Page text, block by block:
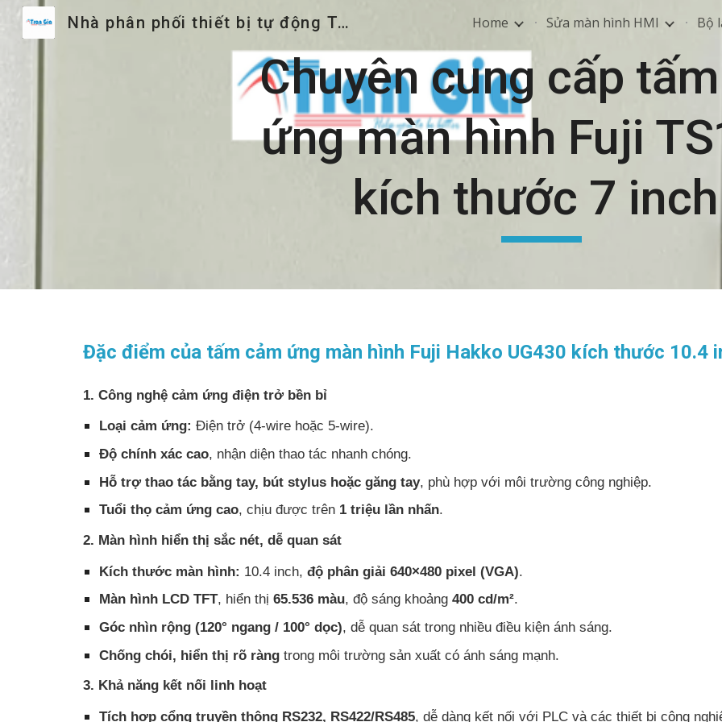
Skip to main content Skip to
Nhà phân phối thiết bị tự động Trần Gia Home Sửa màn hình HMI Bộ
Chuyên cung cấp
ứng màn hình Fuji
kích thước 7
Đặc điểm của tấm cảm ứng màn hình Fuji Hakko UG430 kích thước 10.4
1. Công nghệ cảm ứng điện trở bền bỉ
Loại cảm ứng: Điện trở (4-wire hoặc 5-wire).
Độ chính xác cao, nhận diện thao tác nhanh chóng.
Hỗ trợ thao tác bằng tay, bút stylus hoặc găng tay, phù hợp với môi trường công nghiệp.
Tuổi thọ cảm ứng cao, chịu được trên 1 triệu lần nhấn.
2. Màn hình hiển thị sắc nét, dễ quan sát
Kích thước màn hình: 10.4 inch, độ phân giải 640×480 pixel (VGA).
Màn hình LCD TFT, hiển thị 65.536 màu, độ sáng khoảng 400 cd/m².
Góc nhìn rộng (120° ngang / 100° dọc), dễ quan sát trong nhiều điều kiện ánh sáng.
Chống chói, hiển thị rõ ràngtrong môi trường sản xuất có ánh sáng mạnh.
3. Khả năng kết nối linh hoạt
Tích hợp cổng truyền thông RS232, RS422/RS485, dễ dàng kết nối với PLC và các thiết bị công